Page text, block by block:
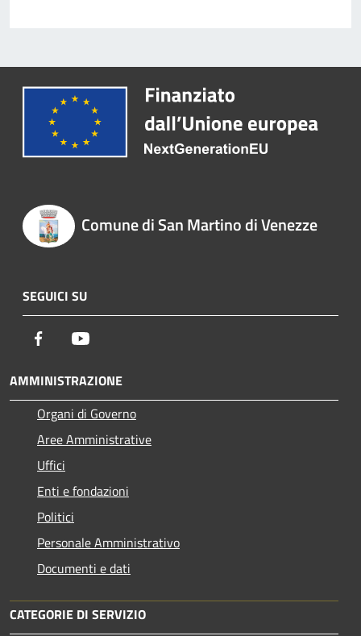
Comune di San Martino di Venezze
SEGUICI SU
Facebook
AMMINISTRAZIONE
Organi di Governo
Aree Amministrative
Uffici
Enti e fondazioni
Politici
Personale Amministrativo
Documenti e dati
CATEGORIE DI SERVIZIO